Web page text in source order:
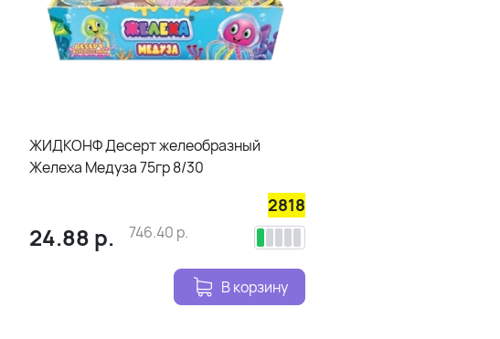
ЖИДКОНФ Десерт желеобразный
Желеха Медуза 75гр 8/30
2818
24.88 р. 746.40 р.
В корзину